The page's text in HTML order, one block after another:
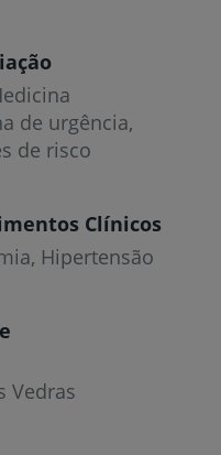
de urgência,
de risco
Clínicos
Hipertensão
Vedras